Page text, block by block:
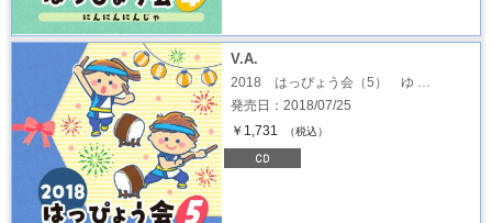
V.A.
2018 はっぴょう会（5） ゆ …
発売日：2018/07/25
￥1,731
（税込）